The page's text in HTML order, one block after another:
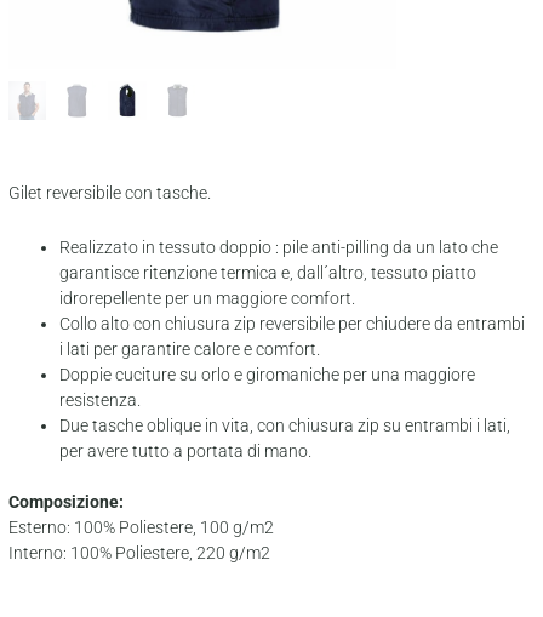
Gilet reversibile con tasche.
Realizzato in tessuto doppio : pile anti-pilling da un lato che
garantisce ritenzione termica e, dall´altro, tessuto piatto
idrorepellente per un maggiore comfort.
Collo alto con chiusura zip reversibile per chiudere da entrambi
i lati per garantire calore e comfort.
Doppie cuciture su orlo e giromaniche per una maggiore
resistenza.
Due tasche oblique in vita, con chiusura zip su entrambi i lati,
per avere tutto a portata di mano.
Composizione:
Esterno: 100% Poliestere, 100 g/m2
Interno: 100% Poliestere, 220 g/m2